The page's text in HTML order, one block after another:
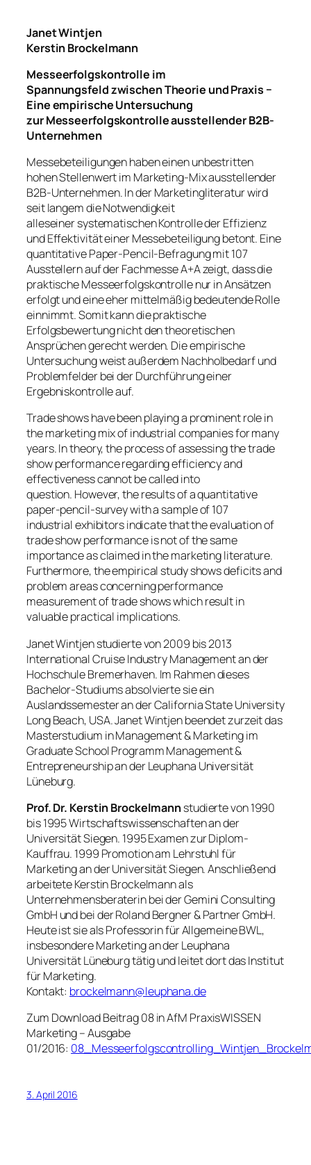
Janet Wintjen
Kerstin Brockelmann
Messeerfolgskontrolle im
Spannungsfeld zwischen Theorie und Praxis −
Eine empirische Untersuchung
zur Messeerfolgskontrolle ausstellender B2B-
Unternehmen
Messebeteiligungen haben einen unbestritten
hohen Stellenwert im Marketing-Mix ausstellender
B2B-Unternehmen. In der Marketingliteratur wird
seit langem die Notwendigkeit
alleseiner systematischen Kontrolle der Effizienz
und Effektivität einer Messebeteiligung betont. Eine
quantitative Paper-Pencil-Befragung mit 107
Ausstellern auf der Fachmesse A+A zeigt, dass die
praktische Messeerfolgskontrolle nur in Ansätzen
erfolgt und eine eher mittelmäßig bedeutende Rolle
einnimmt. Somit kann die praktische
Erfolgsbewertung nicht den theoretischen
Ansprüchen gerecht werden. Die empirische
Untersuchung weist außerdem Nachholbedarf und
Problemfelder bei der Durchführung einer
Ergebniskontrolle auf.
Trade shows have been playing a prominent role in
the marketing mix of industrial companies for many
years. In theory, the process of assessing the trade
show performance regarding efficiency and
effectiveness cannot be called into
question. However, the results of a quantitative
paper-pencil-survey with a sample of 107
industrial exhibitors indicate that the evaluation of
trade show performance is not of the same
importance as claimed in the marketing literature.
Furthermore, the empirical study shows deficits and
problem areas concerning performance
measurement of trade shows which result in
valuable practical implications.
Janet Wintjen studierte von 2009 bis 2013
International Cruise Industry Management an der
Hochschule Bremerhaven. Im Rahmen dieses
Bachelor-Studiums absolvierte sie ein
Auslandssemester an der California State University
Long Beach, USA. Janet Wintjen beendet zurzeit das
Masterstudium in Management & Marketing im
Graduate School Programm Management &
Entrepreneurship an der Leuphana Universität
Lüneburg.
Prof. Dr. Kerstin Brockelmannstudierte von 1990
bis 1995 Wirtschaftswissenschaften an der
Universität Siegen. 1995 Examen zur Diplom-
Kauffrau. 1999 Promotion am Lehrstuhl für
Marketing an der Universität Siegen. Anschließend
arbeitete Kerstin Brockelmann als
Unternehmensberaterin bei der Gemini Consulting
GmbH und bei der Roland Bergner & Partner GmbH.
Heute ist sie als Professorin für Allgemeine BWL,
insbesondere Marketing an der Leuphana
Universität Lüneburg tätig und leitet dort das Institut
für Marketing.
Kontakt: brockelmann@leuphana.de
Zum Download Beitrag 08 inAfM PraxisWISSEN
Marketing – Ausgabe
01/2016:
3. April 2016